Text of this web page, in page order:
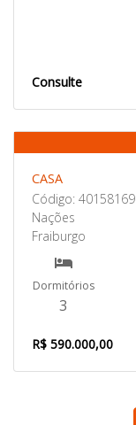
Consulte
CASA
Código: 40158169
Nações
Fraiburgo
Dormitórios
3
R$ 590.000,00